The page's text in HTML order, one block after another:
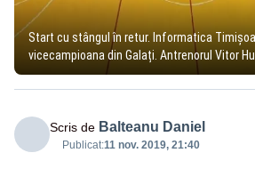
Start cu stângul în retur. Informatica
vicecampioana din Galați. Antrenorul Vitor
Scris de Balteanu Daniel
Publicat:11 nov. 2019, 21:40